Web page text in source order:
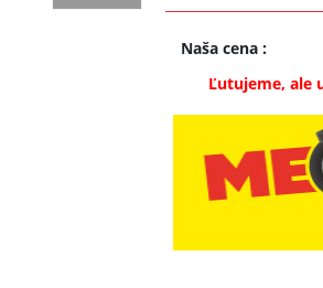
Naša cena:
Ľutujeme, ale